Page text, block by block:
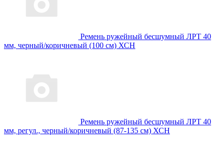
Ремень ружейный бесшумный ЛРТ 40
мм, черный/коричневый (100 см) ХСН
Ремень ружейный бесшумный ЛРТ 40
мм, регул., черный/коричневый (87-135 см) ХСН